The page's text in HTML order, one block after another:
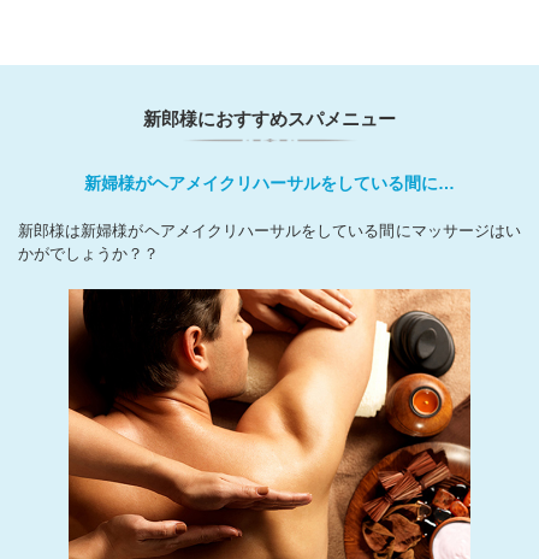
新郎様におすすめスパメニュー
新婦様がヘアメイクリハーサルをしている間に…
新郎様は新婦様がヘアメイクリハーサルをしている間にマッサージはい
かがでしょうか？？